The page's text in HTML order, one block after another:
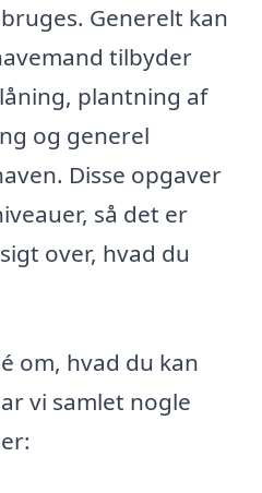
Generelt kan
tilbyder
plantning af
og generel
Disse opgaver
så det er
over, hvad du
om, hvad du kan
vi samlet nogle